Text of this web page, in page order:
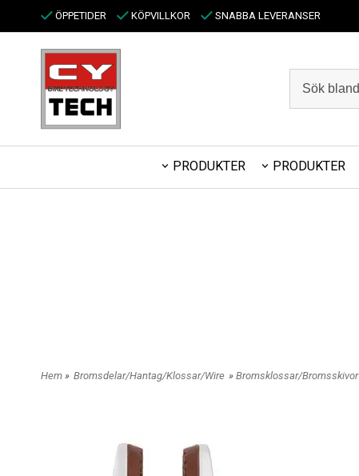
ÖPPETIDER KÖPVILLKOR SNABBA LEVERANSER
PRODUKTER PRODUKTER
Hem » Bromsdelar/Hantag/Klossar/Wire » Bromsklossar/Bromsskivor